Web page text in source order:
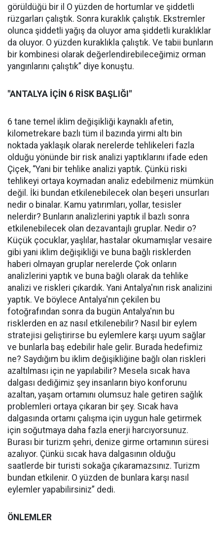
görüldüğü bir il O yüzden de hortumlar ve şiddetli
rüzgarları çalıştık. Sonra kuraklık çalıştık. Ekstremler
olunca şiddetli yağış da oluyor ama şiddetli kuraklıklar
da oluyor. O yüzden kuraklıkla çalıştık. Ve tabii bunların
bir kombinesi olarak değerlendirebileceğimiz orman
yangınlarını çalıştık” diye konuştu.
"ANTALYA İÇİN 6 RİSK BAŞLIĞI"
6 tane temel iklim değişikliği kaynaklı afetin,
kilometrekare bazlı tüm il bazında yirmi altı bin
noktada yaklaşık olarak nerelerde tehlikeleri fazla
olduğu yönünde bir risk analizi yaptıklarını ifade eden
Çiçek, “Yani bir tehlike analizi yaptık. Çünkü riski
tehlikeyi ortaya koymadan analiz edebilmeniz mümkün
değil. İki bundan etkilenebilecek olan beşeri unsurları
nedir o binalar. Kamu yatırımları, yollar, tesisler
nelerdir? Bunların analizlerini yaptık il bazlı sonra
etkilenebilecek olan dezavantajlı gruplar. Nedir o?
Küçük çocuklar, yaşlılar, hastalar okumamışlar vesaire
gibi yani iklim değişikliği ve buna bağlı risklerden
haberi olmayan gruplar nerelerde Çok onların
analizlerini yaptık ve buna bağlı olarak da tehlike
analizi ve riskleri çıkardık. Yani Antalya'nın risk analizini
yaptık. Ve böylece Antalya'nın çekilen bu
fotoğrafından sonra da bugün Antalya'nın bu
risklerden en az nasıl etkilenebilir? Nasıl bir eylem
stratejisi geliştirirse bu eylemlere karşı uyum sağlar
ve bunlarla baş edebilir hale gelir. Burada hedefimiz
ne? Saydığım bu iklim değişikliğine bağlı olan riskleri
azaltılması için ne yapılabilir? Mesela sıcak hava
dalgası dediğimiz şey insanların biyo konforunu
azaltan, yaşam ortamını olumsuz hale getiren sağlık
problemleri ortaya çıkaran bir şey. Sıcak hava
dalgasında ortamı çalışma için uygun hale getirmek
için soğutmaya daha fazla enerji harcıyorsunuz.
Burası bir turizm şehri, denize girme ortamının süresi
azalıyor. Çünkü sıcak hava dalgasının olduğu
saatlerde bir turisti sokağa çıkaramazsınız. Turizm
bundan etkilenir. O yüzden de bunlara karşı nasıl
eylemler yapabilirsiniz” dedi.
ÖNLEMLER